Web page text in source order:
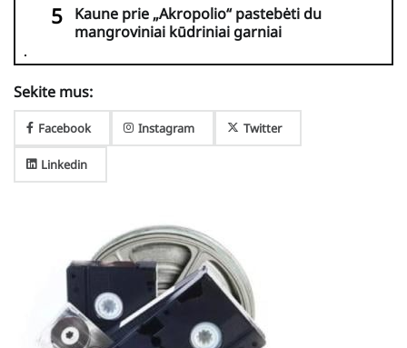
Kaune prie „Akropolio“ pastebėti du
mangroviniai kūdriniai garniai
Sekite mus:
Facebook Instagram Twitter
Linkedin